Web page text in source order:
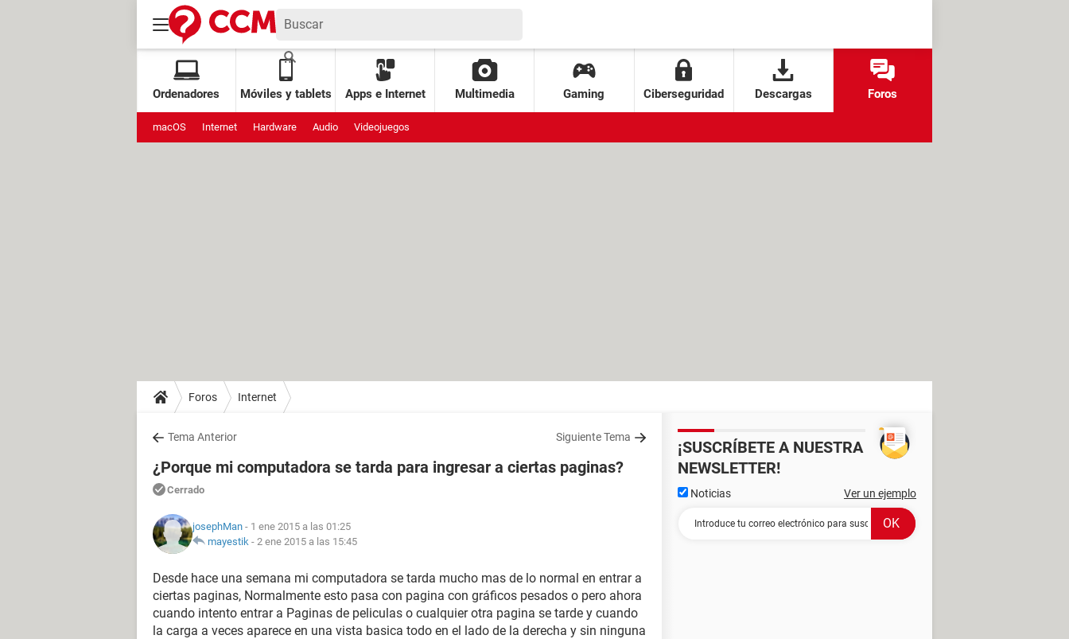
Ordenadores Móviles y tablets Apps e Internet Multimedia Gaming Ciberseguridad Descargas Foros
macOS Internet Hardware Audio Videojuegos
Foros Internet
Tema Anterior Siguiente Tema
¿Porque mi computadora se tarda para ingresar a ciertas paginas?
Cerrado
josephMan - 1 ene 2015 a las 01:25
mayestik - 2 ene 2015 a las 15:45
Desde hace una semana mi computadora se tarda mucho mas de lo normal en entrar a
ciertas paginas, Normalmente esto pasa con pagina con gráficos pesados o pero ahora
cuando intento entrar a Paginas de peliculas o cualquier otra pagina se tarde y cuando
la carga a veces aparece en una vista basica todo en el lado de la derecha y sin ninguna
¡SUSCRÍBETE A NUESTRA
NEWSLETTER!
Noticias Ver un ejemplo